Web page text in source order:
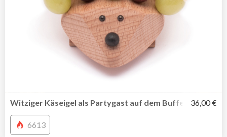
Witziger Käseigel als Partygast auf dem Buffet 36,00 €
6613